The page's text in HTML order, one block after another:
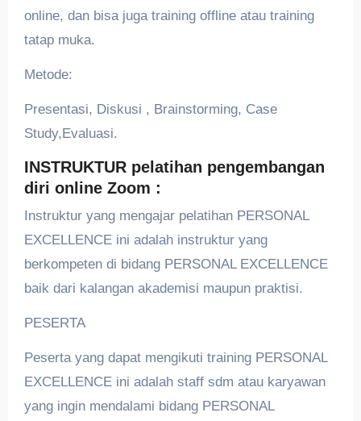
online, dan bisa juga training offline atau training
tatap muka.
Metode:
Presentasi, Diskusi , Brainstorming, Case
Study,Evaluasi.
INSTRUKTUR pelatihan pengembangan
diri online Zoom :
Instruktur yang mengajar pelatihan PERSONAL
EXCELLENCE ini adalah instruktur yang
berkompeten di bidang PERSONAL EXCELLENCE
baik dari kalangan akademisi maupun praktisi.
PESERTA
Peserta yang dapat mengikuti training PERSONAL
EXCELLENCE ini adalah staff sdm atau karyawan
yang ingin mendalami bidang PERSONAL